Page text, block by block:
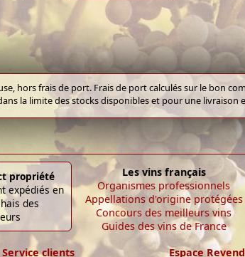
hors frais de port. Frais de port calculés sur le bon
la limite des stocks disponibles et pour une livraison
propriété
expédiés en
des
Les vins français
Organismes professionnels
Appellations d'origine protégées
Concours des meilleurs vins
Guides des vins de France
Service clients Espace